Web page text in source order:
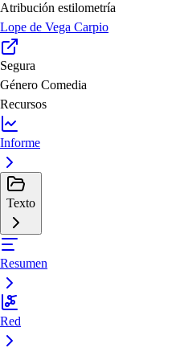
Atribución estilometría
Lope de Vega Carpio
Segura
Género Comedia
Recursos
Informe
Texto
Resumen
Red